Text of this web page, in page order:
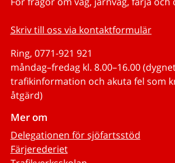
Skriv till oss via kontaktformulär
Ring, 0771-921 921
måndag–fredag kl. 8.00–16.00
trafikinformation och akuta fel som
åtgärd)
Mer om
Delegationen för sjöfartsstöd
Färjerederiet